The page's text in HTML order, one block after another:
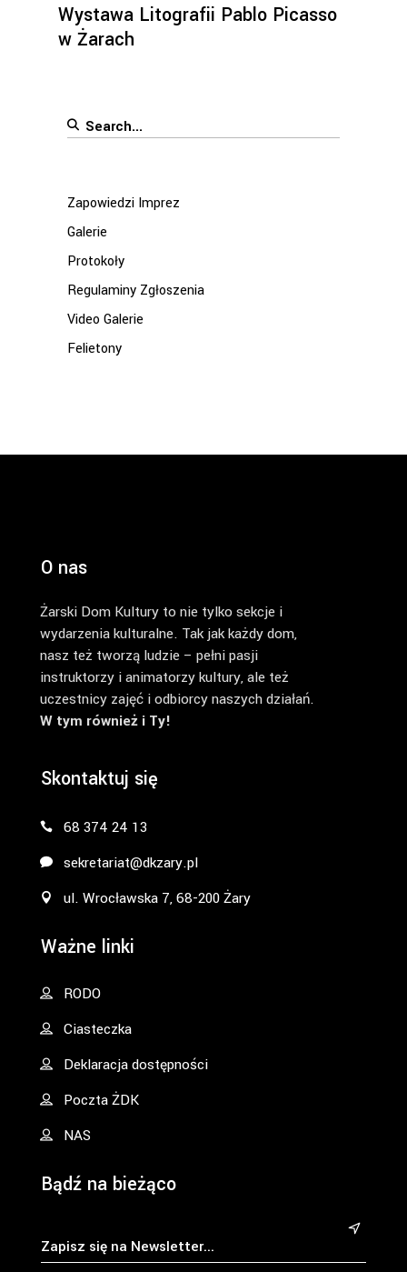
Wystawa Litografii Pablo Picasso
w Żarach
Search
Zapowiedzi Imprez
Galerie
Protokoły
Regulaminy Zgłoszenia
Video Galerie
Felietony
O nas
Żarski Dom Kultury to nie tylko sekcje i
wydarzenia kulturalne. Tak jak każdy dom,
nasz też tworzą ludzie – pełni pasji
instruktorzy i animatorzy kultury, ale też
uczestnicy zajęć i odbiorcy naszych działań.
W tym również i Ty!
Skontaktuj się
68 374 24 13
sekretariat@dkzary.pl
ul. Wrocławska 7, 68-200 Żary
Ważne linki
RODO
Ciasteczka
Deklaracja dostępności
Poczta ŻDK
NAS
Bądź na bieżąco
&